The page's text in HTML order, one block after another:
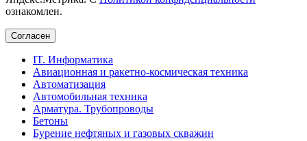
ознакомлен.
Согласен
IT. Информатика
Авиационная и ракетно-космическая техника
Автоматизация
Автомобильная техника
Арматура. Трубопроводы
Бетоны
Бурение нефтяных и газовых скважин